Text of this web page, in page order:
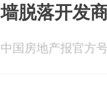
墙脱落开发
中国房地产报官方